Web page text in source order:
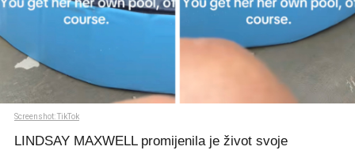
Screenshot: TikTok
LINDSAY MAXWELL promijenila je život svoje